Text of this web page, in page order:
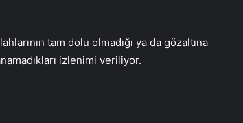
tam dolu olmadığı ya da gözaltına
izlenimi veriliyor.